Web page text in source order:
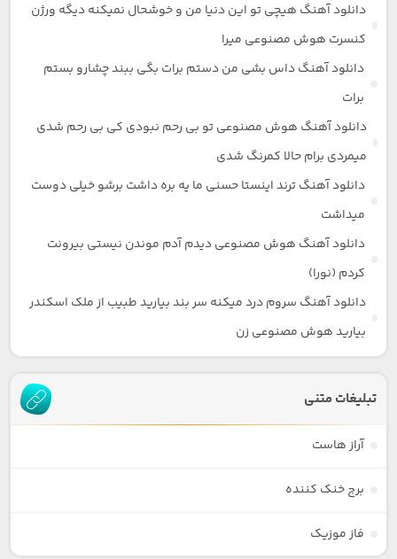
دانلود آهنگ هیچی تو این دنیا من و خوشحال نمیکنه دیگه ورژن
کنسرت هوش مصنوعی میرا
دانلود آهنگ داس بشی من دستم برات بگی ببند چشارو بستم
برات
دانلود آهنگ هوش مصنوعی تو بی رحم نبودی کی بی رحم شدی
میمردی برام حالا کمرنگ شدی
دانلود آهنگ ترند اینستا حسنی ما یه بره داشت برشو خیلی دوست
میداشت
دانلود آهنگ هوش مصنوعی دیدم آدم موندن نیستی بیرونت
کردم (نورا)
دانلود آهنگ سروم درد میکنه سر بند بیارید طبیب از ملک اسکندر
بیارید هوش مصنوعی زن
تبلیغات متنی
آراز هاست
برج خنک کننده
فاز موزیک